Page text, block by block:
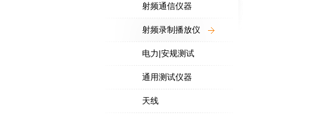
射频通信仪器
射频录制播放仪
电力|安规测试
通用测试仪器
天线